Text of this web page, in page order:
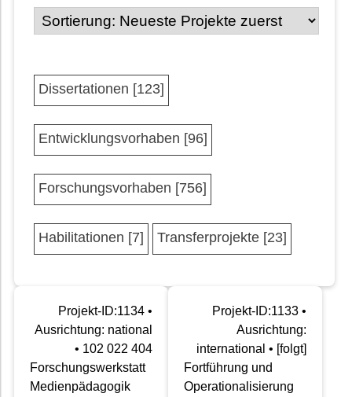
Dissertationen [123]
Entwicklungsvorhaben [96]
Forschungsvorhaben [756]
Habilitationen [7] Transferprojekte [23]
Projekt-ID:1134 •
Ausrichtung: national
• 102 022 404
Forschungswerkstatt
Medienpädagogik
Projekt-ID:1133 •
Ausrichtung:
international • [folgt]
Fortführung und
Operationalisierung